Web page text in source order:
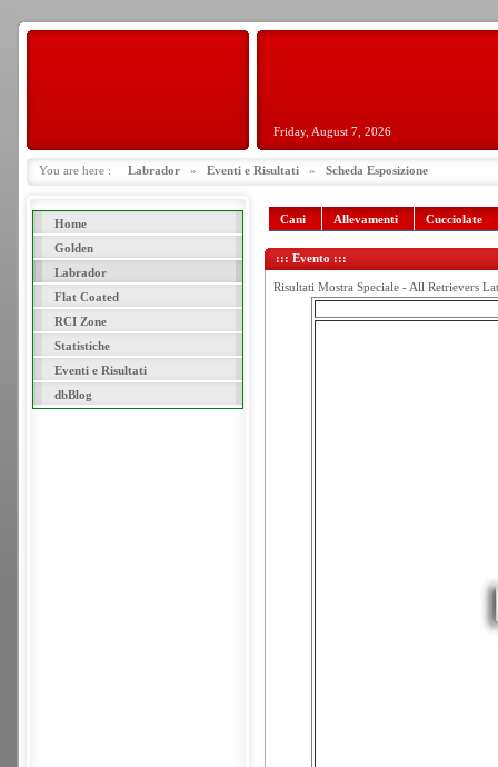
Friday, August 7, 2026
You are here : Labrador » Eventi e Risultati » Scheda Esposizione
Home
Golden
Labrador
Flat Coated
RCI Zone
Statistiche
Eventi e Risultati
dbBlog
Cani Allevamenti Cucciolate
::: Evento :::
Risultati Mostra Speciale - All Retrievers